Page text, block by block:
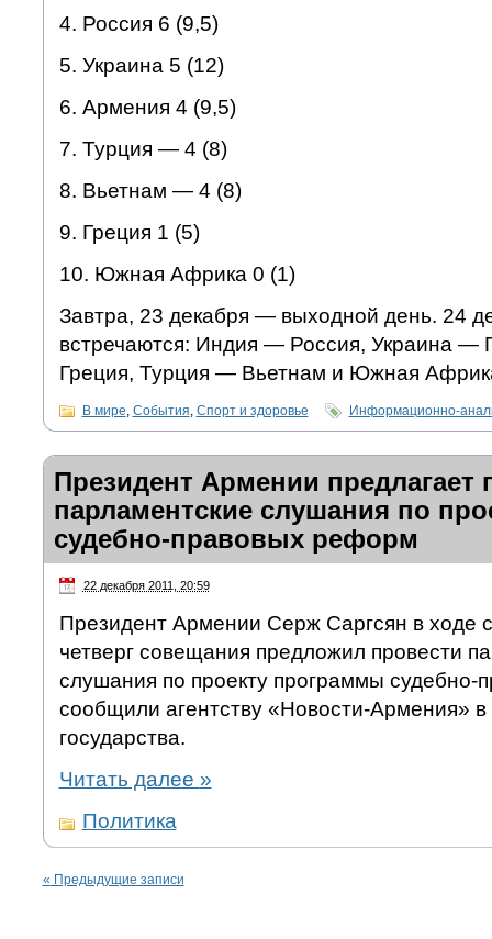
4. Россия 6 (9,5)
5. Украина 5 (12)
6. Армения 4 (9,5)
7. Турция — 4 (8)
8. Вьетнам — 4 (8)
9. Греция 1 (5)
10. Южная Африка 0 (1)
Завтра, 23 декабря — выходной день. 24
встречаются: Индия — Россия, Украина —
Греция, Турция — Вьетнам и Южная
В мире, События, Спорт и здоровье Информационно-
Президент Армении предлагает
парламентские слушания по
судебно-правовых реформ
22 декабря 2011, 20:59
Президент Армении Серж Саргсян в ходе
четверг совещания предложил провести
слушания по проекту программы
сообщили агентству «Новости-Армения»
государства.
Читать далее »
Политика
« Предыдущие записи